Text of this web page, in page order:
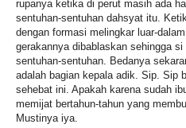
rupanya ketika di perut masih ada
sentuhan-sentuhan dahsyat itu.
dengan formasi melingkar luar-
gerakannya dibablaskan sehingga
sentuhan-sentuhan. Bedanya
adalah bagian kepala adik. Sip. Sip
sehebat ini. Apakah karena sudah
memijat bertahun-tahun yang
Mustinya iya.